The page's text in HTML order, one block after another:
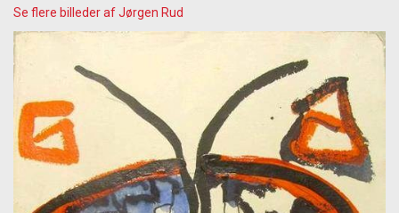
Se flere billeder af Jørgen Rud